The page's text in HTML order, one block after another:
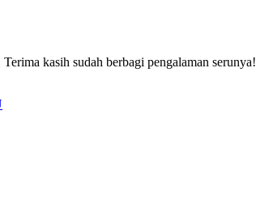
kasih sudah berbagi pengalaman serunya!